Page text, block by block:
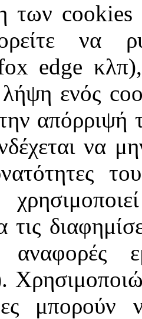
των
να
edge
λήψη ενός
απόρριψή
να
αναφορές